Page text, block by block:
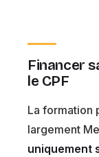
Financer
le CPF
La formation
largement
uniquement